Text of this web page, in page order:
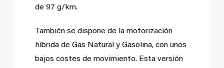
de 97 g/km.
También se dispone de la motorización
híbrida de Gas Natural y Gasolina, con unos
bajos costes de movimiento. Esta versión